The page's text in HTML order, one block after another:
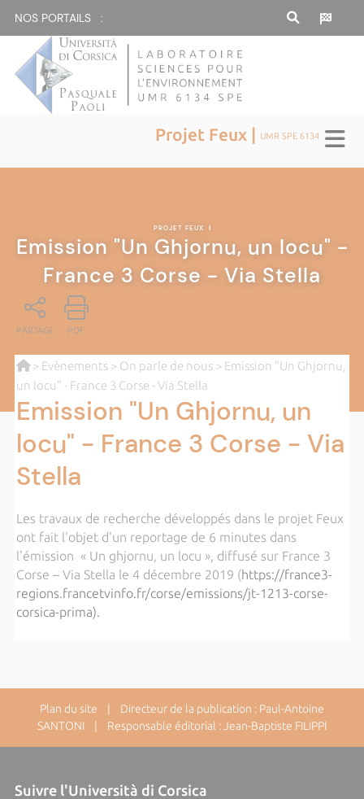
NOS PORTAILS :
Projet Feux | UMR SPE 6134
PROJET FEUX |
Emission "Un Ghjornu, un locu" -
France 3 Corse - Via Stella
PARTAGE PDF
> Evènements> On parle de nous> Emission "Un Ghjornu,
un locu" - France 3 Corse - Via Stella
Emission "Un Ghjornu, un
locu" - France 3 Corse - Via
Stella
Les travaux de recherche développés dans le projet Feux
ont fait l'objet d'un reportage de 6 minutes dans
l'émission « Un ghjornu, un locu », diffusé sur France 3
Corse – Via Stella le 4 décembre 2019 (https://france3-
regions.francetvinfo.fr/corse/emissions/jt-1213-corse-
corsica-prima).
Plan du site | Directeur de la publication : Paul-Antoine
SANTONI | Responsable éditorial : Jean-Baptiste FILIPPI
Suivre l'Università di Corsica